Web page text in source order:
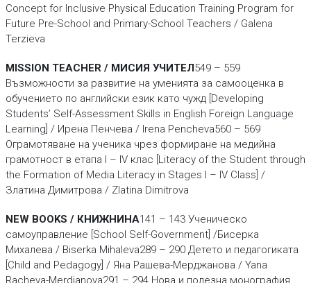
Concept for Inclusive Physical Education Training Program for
Future Pre-School and Primary-School Teachers / Galena
Terzieva
MISSION TEACHER / МИСИЯ УЧИТЕЛ549 – 559
Възможности за развитие на уменията за самооценка в
обучението по английски език като чужд [Developing
Students’ Self-Assessment Skills in English Foreign Language
Learning] / Ирена Пенчева / Irena Pencheva560 – 569
Ограмотяване на ученика чрез формиране на медийна
грамотност в етапа I – IV клас [Literacy of the Student through
the Formation of Media Literacy in Stages I – IV Class] /
Златина Димитрова / Zlatina Dimitrova
NEW BOOKS / КНИЖНИНА141 – 143 Ученическо
самоуправление [School Self-Government] /Бисерка
Михалева / Biserka Mihaleva289 – 290 Детето и педагогиката
[Child and Pedagogy] / Яна Рашева-Мерджанова / Yana
Racheva-Merdjanova291 – 294 Нова и полезна монография